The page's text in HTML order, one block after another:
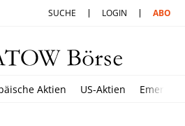
SUCHE LOGIN ABO
Aktien US-Aktien